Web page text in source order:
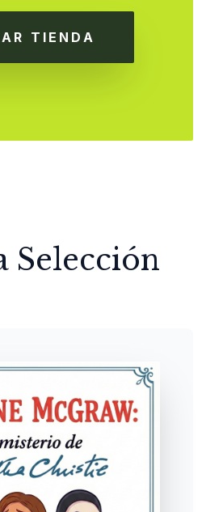
TIENDA
Selección